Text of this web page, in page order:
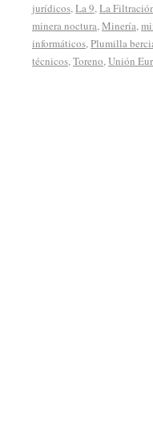
jurídicos,La 9,La
minera noctura,Minería,
informáticos,Plumilla
técnicos,Toreno,Unión